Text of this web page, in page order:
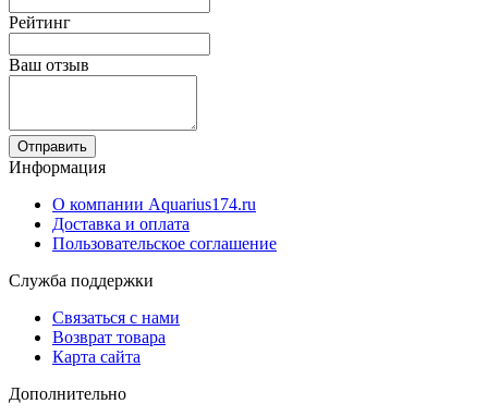
Рейтинг
Ваш отзыв
Отправить
Информация
О компании Aquarius174.ru
Доставка и оплата
Пользовательское соглашение
Служба поддержки
Связаться с нами
Возврат товара
Карта сайта
Дополнительно